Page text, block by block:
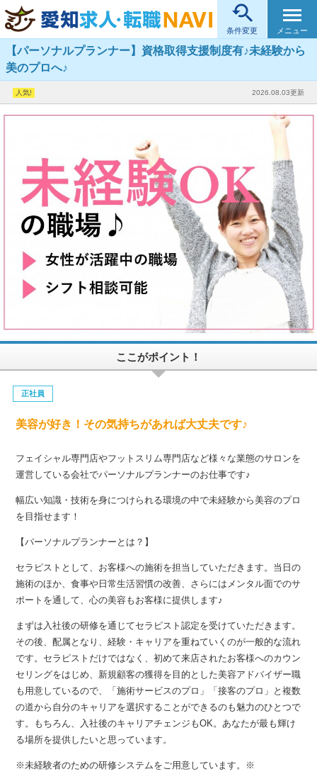

条件変更 メニュー
【パーソナルプランナー】資格取得支援制度有♪未経験から
美のプロへ♪
2026.08.03更新
ここがポイント！
正社員
美容が好き！その気持ちがあれば大丈夫です♪
フェイシャル専門店やフットスリム専門店など様々な業態のサロンを
運営している会社でパーソナルプランナーのお仕事です♪
幅広い知識・技術を身につけられる環境の中で未経験から美容のプロ
を目指せます！
【パーソナルプランナーとは？】
セラピストとして、お客様への施術を担当していただきます。当日の
施術のほか、食事や日常生活習慣の改善、さらにはメンタル面でのサ
ポートを通して、心の美容もお客様に提供します♪
まずは入社後の研修を通じてセラピスト認定を受けていただきます。
その後、配属となり、経験・キャリアを重ねていくのが一般的な流れ
です。セラピストだけではなく、初めて来店されたお客様へのカウン
セリングをはじめ、新規顧客の獲得を目的とした美容アドバイザー職
も用意しているので、「施術サービスのプロ」「接客のプロ」と複数
の道から自分のキャリアを選択することができるのも魅力のひとつで
す。もちろん、入社後のキャリアチェンジもOK。あなたが最も輝け
る場所を提供したいと思っています。
※未経験者のための研修システムをご用意しています。※